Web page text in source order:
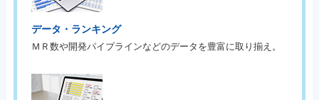
データ・ランキング
ＭＲ数や開発パイプラインなどのデータを豊富に取り揃え。